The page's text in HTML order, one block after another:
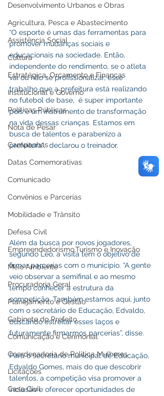
Desenvolvimento Urbanos e Obras
Agricultura, Pesca e Abastecimento
Assistência Social
Cultura
Estratégica, Orçamento e Finanças
Institucional e Governo
Políticas Públicas
Nota de Pesar
Campanhas
Datas Comemorativas
Comunicado
Convênios e Parcerias
Mobilidade e Trânsito
Defesa Civil
Empreendedorismo,Turismo e Inovação
Meio Ambiente
Procuradoria Geral
Planejamento e Gestão
Gabinete do Prefeito
Comunicação e Cerimonial
Coordenadoria de Politica Mulheres
Licitações
Casa Civil
“O esporte é umas das ferramentas para
promover mudanças sociais e
educacionais na sociedade. Então,
independente do rendimento, se o atleta
vai ou não se profissionalizar, esse
trabalho que a prefeitura está realizando
no futebol de base,  é super importante
pois é um instrumento de transformação
na vida dessas crianças. Estamos em
busca de talentos e parabenizo a
prefeitura",  declarou o treinador.
Além da busca por novos jogadores,
segundo Léo, a visita tem o objetivo de
firmar parcerias com o município. “A gente
veio observar a semifinal e ao mesmo
tempo conhecer a estrutura da
competição. Também estamos aqui, junto
com o secretário de Educação, Edvaldo,
buscando estreitar esses laços e
futuramente firmarmos parcerias”, disse.
Para o secretário municipal de Educação,
Edvaldo Gomes, mais do que descobrir
talentos, a competição visa promover a
inclusão e oferecer oportunidades de